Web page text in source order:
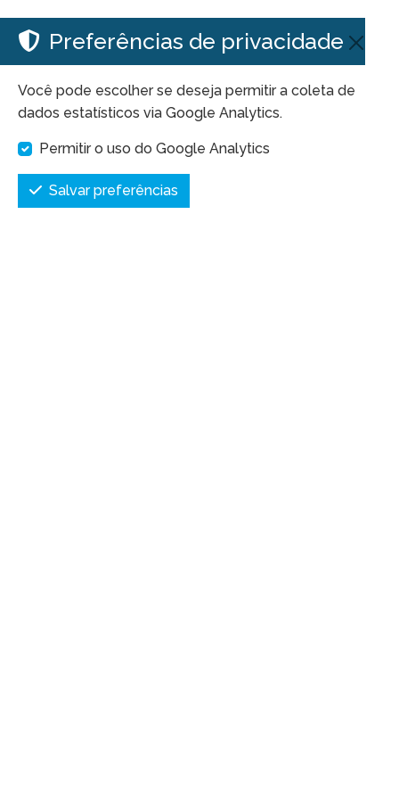
Preferências de privacidade
Você pode escolher se deseja permitir a coleta de
dados estatísticos via Google Analytics.
Permitir o uso do Google Analytics
Salvar preferências